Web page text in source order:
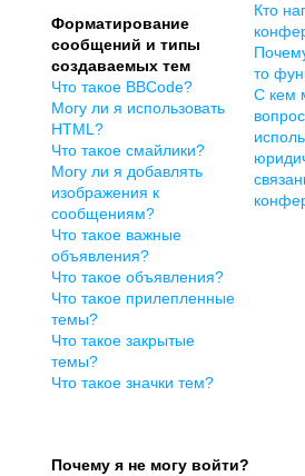
Форматирование
сообщений и типы
создаваемых тем
Что такое BBCode?
Могу ли я использовать
HTML?
Что такое смайлики?
Могу ли я добавлять
изображения к
сообщениям?
Что такое важные
объявления?
Что такое объявления?
Что такое прилепленные
темы?
Что такое закрытые
темы?
Что такое значки тем?
Кто
то
С кем
Почему я не могу войти?